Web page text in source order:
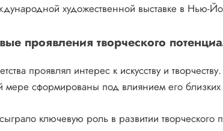
художественной выставке в Нью-
проявления творческого
проявлял интерес к искусству и
мере сформированы под влиянием его
ключевую роль в развитии творческого